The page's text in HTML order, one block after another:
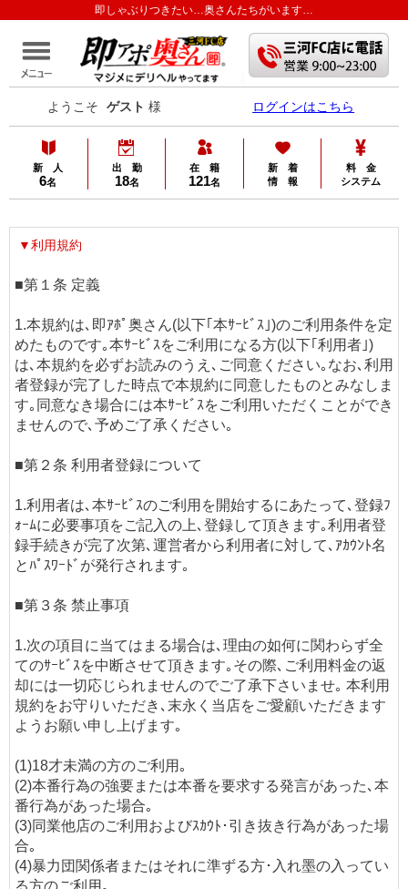
即しゃぶりつきたい…奥さんたちがいます…
ようこそ ゲスト 様 ログインはこちら
新 人
6名
出 勤
18名
在 籍
121名
新 着
情 報
料 金
システム
▼利用規約
■第１条 定義
1.本規約は､即ｱﾎﾟ奥さん(以下｢本ｻｰﾋﾞｽ｣)のご利用条件を定
めたものです｡本ｻｰﾋﾞｽをご利用になる方(以下｢利用者｣)
は､本規約を必ずお読みのうえ､ご同意ください｡なお､利用
者登録が完了した時点で本規約に同意したものとみなしま
す｡同意なき場合には本ｻｰﾋﾞｽをご利用いただくことができ
ませんので､予めご了承ください｡
■第２条 利用者登録について
1.利用者は､本ｻｰﾋﾞｽのご利用を開始するにあたって､登録ﾌ
ｫｰﾑに必要事項をご記入の上､登録して頂きます｡利用者登
録手続きが完了次第､運営者から利用者に対して､ｱｶｳﾝﾄ名
とﾊﾟｽﾜｰﾄﾞが発行されます｡
■第３条 禁止事項
1.次の項目に当てはまる場合は､理由の如何に関わらず全
てのｻｰﾋﾞｽを中断させて頂きます｡その際､ご利用料金の返
却には一切応じられませんのでご了承下さいませ｡ 本利用
規約をお守りいただき､末永く当店をご愛顧いただきます
ようお願い申し上げます｡
(1)18才未満の方のご利用｡
(2)本番行為の強要または本番を要求する発言があった､本
番行為があった場合｡
(3)同業他店のご利用およびｽｶｳﾄ･引き抜き行為があった場
合｡
(4)暴力団関係者またはそれに準ずる方･入れ墨の入ってい
る方のご利用｡